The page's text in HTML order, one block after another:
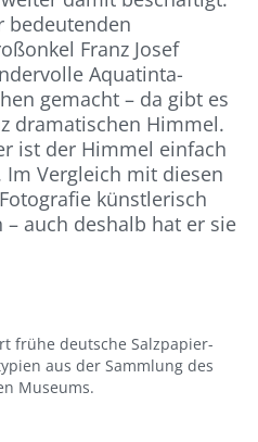
bedeutenden
Franz Josef
Aquatinta-
gemacht – da gibt es
dramatischen Himmel.
ist der Himmel einfach
Im Vergleich mit diesen
künstlerisch
auch deshalb hat er sie
frühe deutsche Salzpapier-
aus der Sammlung des
Museums.